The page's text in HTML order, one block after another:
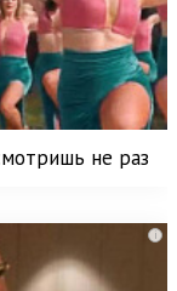
не раз
i